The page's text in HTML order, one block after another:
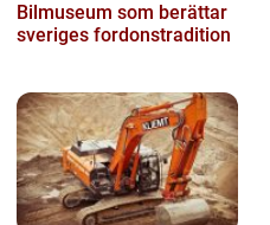
Bilmuseum som berättar
sveriges fordonstradition